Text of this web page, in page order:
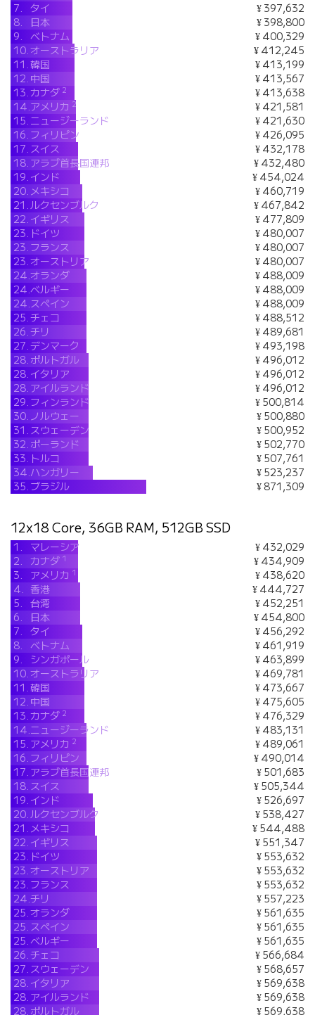
7.
タイ
¥ 397,632
8.
日本
¥ 398,800
9.
ベトナム
¥ 400,329
10.オーストラリア
¥ 412,245
11.韓国
¥ 413,199
12. 中国
¥ 413,567
13.カナダ 2
¥ 413,638
14.アメリカ 2
¥ 421,581
15. ニュージーランド
¥ 421,630
16. フィリピン
¥ 426,095
17. スイス
¥ 432,178
18. アラブ首長国連邦
¥ 432,480
19. インド
¥ 454,024
20. メキシコ
¥ 460,719
21.ルクセンブルク
¥ 467,842
22. イギリス
¥ 477,809
23. ドイツ
¥ 480,007
23. フランス
¥ 480,007
23.オーストリア
¥ 480,007
24.オランダ
¥ 488,009
24.ベルギー
¥ 488,009
24.スペイン
¥ 488,009
25.チェコ
¥ 488,512
26.チリ
¥ 489,681
27.デンマーク
¥ 493,198
28. ポルトガル
¥ 496,012
28. イタリア
¥ 496,012
28. アイルランド
¥ 496,012
29. フィンランド
¥ 500,814
30. ノルウェー
¥ 500,880
31. スウェーデン
¥ 500,952
32. ポーランド
¥ 502,770
33. トルコ
¥ 507,761
34.ハンガリー
¥ 523,237
35. ブラジル ¥ 871,309
12x18 Core, 36GB RAM, 512GB SSD
1. マレーシア
¥ 432,029
2.
カナダ 1
¥ 434,909
3.
アメリカ 1
¥ 438,620
4. 香港
¥ 444,727
5.
台湾
¥ 452,251
6.
日本
¥ 454,800
7.
タイ
¥ 456,292
8.
ベトナム
¥ 461,919
9.
シンガポール
¥ 463,899
10.オーストラリア
¥ 469,781
11.韓国
¥ 473,667
12. 中国
¥ 475,605
13.カナダ 2
¥ 476,329
14.ニュージーランド
¥ 483,131
15. アメリカ 2
¥ 489,061
16. フィリピン
¥ 490,014
17. アラブ首長国連邦
¥ 501,683
18. スイス
¥ 505,344
19. インド
¥ 526,697
20.ルクセンブルク
¥ 538,427
21. メキシコ
¥ 544,488
22. イギリス
¥ 551,347
23. ドイツ
¥ 553,632
23.オーストリア
¥ 553,632
23. フランス
¥ 553,632
24.チリ
¥ 557,223
25.オランダ
¥ 561,635
25. スペイン
¥ 561,635
25.ベルギー
¥ 561,635
26.チェコ
¥ 566,684
27. スウェーデン
¥ 568,657
28. イタリア
¥ 569,638
28. アイルランド
¥ 569,638
28. ポルトガル ¥ 569,638